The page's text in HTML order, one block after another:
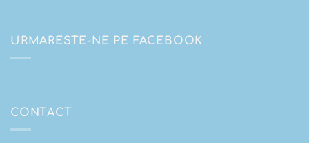
URMARESTE-NE PE FACEBOOK
CONTACT